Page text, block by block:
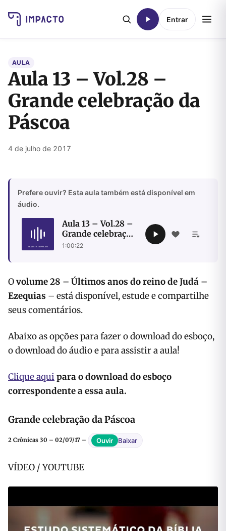
Entrar
AULA
Aula 13 – Vol.28 –
Grande celebração da
Páscoa
4 de julho de 2017
Prefere ouvir? Esta aula também está disponível em
áudio.
Aula 13 – Vol.28 –
Grande celebração
da Páscoa
1:00:22
Ovolume 28 – Últimos anos do reino de Judá –
Ezequias – está disponível, estude e compartilhe
seus comentários.
Abaixo as opções para fazer o download do esboço,
o download do áudio e para assistir a aula!
Clique aqui para o download do esboço
correspondente a essa aula.
Grande celebração da Páscoa
2 Crônicas 30 – 02/07/17 – Ouvir Baixar
VÍDEO / YOUTUBE